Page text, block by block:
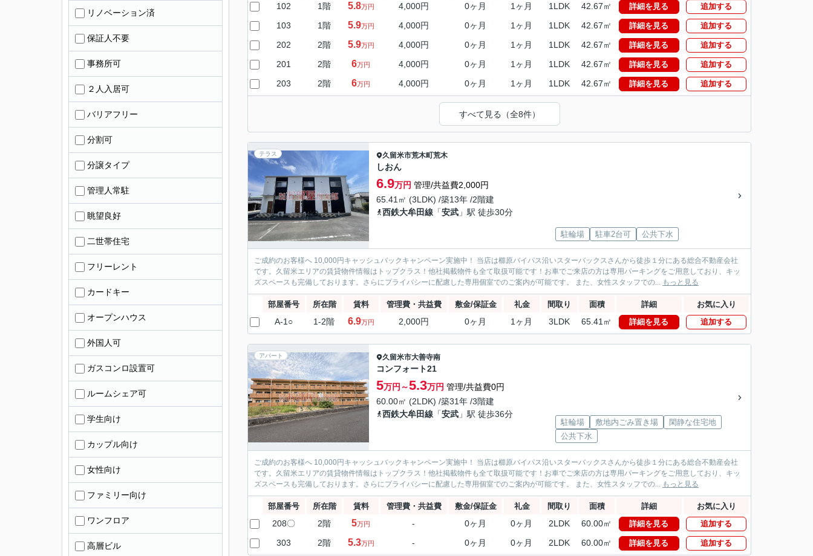
102 1階 5.8万円 4,000円 0ヶ月 1ヶ月 1LDK 42.67㎡ 詳細を見る 追加する
103 1階 5.9万円 4,000円 0ヶ月 1ヶ月 1LDK 42.67㎡ 詳細を見る 追加する
202 2階 5.9万円 4,000円 0ヶ月 1ヶ月 1LDK 42.67㎡ 詳細を見る 追加する
201 2階 6万円 4,000円 0ヶ月 1ヶ月 1LDK 42.67㎡ 詳細を見る 追加する
203 2階 6万円 4,000円 0ヶ月 1ヶ月 1LDK 42.67㎡ 詳細を見る 追加する
すべて見る（全8件）
テラス 久留米市荒木町荒木
しおん
6.9万円 管理/共益費2,000円
65.41㎡ (3LDK) /築13年 /2階建
西鉄大牟田線 「安武 」駅 徒歩30分
駐輪場 駐車2台可 公共下水
ご成約のお客様へ 10,000円キャッシュバックキャンペーン実施中！ 当店は櫛原バイパス沿いスターバックスさんから徒歩１分にある総合不動産会社
です。久留米エリアの賃貸物件情報はトップクラス！他社掲載物件も全て取扱可能です！お車でご来店の方は専用パーキングをご用意しており、キッ
ズスペースも完備しております。さらにプライバシーに配慮した専用個室でのご案内が可能です。 また、女性スタッフでの... もっと見る
部屋番号 所在階 賃料 管理費・共益費 敷金/保証金 礼金 間取り 面積 詳細 お気に入り
A-1○ 1-2階 6.9万円 2,000円 0ヶ月 1ヶ月 3LDK 65.41㎡ 詳細を見る 追加する
アパート 久留米市大善寺南
コンフォート21
5万円～5.3万円 管理/共益費0円
60.00㎡ (2LDK) /築31年 /3階建
西鉄大牟田線 「安武 」駅 徒歩36分
駐輪場 敷地内ごみ置き場
閑静な住宅地
公共下水
ご成約のお客様へ 10,000円キャッシュバックキャンペーン実施中！ 当店は櫛原バイパス沿いスターバックスさんから徒歩１分にある総合不動産会社
です。久留米エリアの賃貸物件情報はトップクラス！他社掲載物件も全て取扱可能です！お車でご来店の方は専用パーキングをご用意しており、キッ
ズスペースも完備しております。さらにプライバシーに配慮した専用個室でのご案内が可能です。 また、女性スタッフでの... もっと見る
部屋番号 所在階 賃料 管理費・共益費 敷金/保証金 礼金 間取り 面積 詳細 お気に入り
208〇 2階 5万円 - 0ヶ月 0ヶ月 2LDK 60.00㎡ 詳細を見る 追加する
303 2階 5.3万円 - 0ヶ月 0ヶ月 2LDK 60.00㎡ 詳細を見る 追加する
リノベーション済
保証人不要
事務所可
２人入居可
バリアフリー
分割可
分譲タイプ
管理人常駐
眺望良好
二世帯住宅
フリーレント
カードキー
オープンハウス
外国人可
ガスコンロ設置可
ルームシェア可
学生向け
カップル向け
女性向け
ファミリー向け
ワンフロア
高層ビル